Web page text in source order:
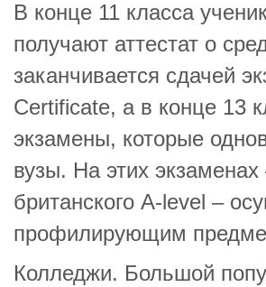
В конце 11 класса
получают аттестат о
заканчивается сдачей
Certificate, а в конце 13
экзамены, которые
вузы. На этих
британского A-level –
профилирующим
Колледжи. Большой